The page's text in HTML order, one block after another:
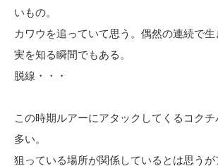
いもの。
カワウを追っていて思う。偶然の連続で
実を知る瞬間でもある。
脱線・・・
この時期ルアーにアタックしてくるコク
多い。
狙っている場所が関係しているとは思うが